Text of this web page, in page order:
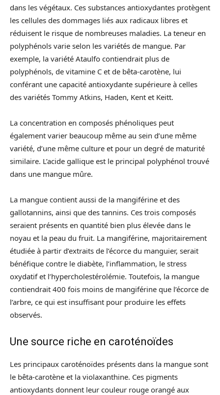
dans les végétaux. Ces substances antioxydantes protègent
les cellules des dommages liés aux radicaux libres et
réduisent le risque de nombreuses maladies. La teneur en
polyphénols varie selon les variétés de mangue. Par
exemple, la variété Ataulfo contiendrait plus de
polyphénols, de vitamine C et de bêta-carotène, lui
conférant une capacité antioxydante supérieure à celles
des variétés Tommy Atkins, Haden, Kent et Keitt.
La concentration en composés phénoliques peut
également varier beaucoup même au sein d’une même
variété, d’une même culture et pour un degré de maturité
similaire. L’acide gallique est le principal polyphénol trouvé
dans une mangue mûre.
La mangue contient aussi de la mangiférine et des
gallotannins, ainsi que des tannins. Ces trois composés
seraient présents en quantité bien plus élevée dans le
noyau et la peau du fruit. La mangiférine, majoritairement
étudiée à partir d’extraits de l’écorce du manguier, serait
bénéfique contre le diabète, l’inflammation, le stress
oxydatif et l’hypercholestérolémie. Toutefois, la mangue
contiendrait 400 fois moins de mangiférine que l’écorce de
l’arbre, ce qui est insuffisant pour produire les effets
observés.
Une source riche en caroténoïdes
Les principaux caroténoïdes présents dans la mangue sont
le bêta-carotène et la violaxanthine. Ces pigments
antioxydants donnent leur couleur rouge orangé aux